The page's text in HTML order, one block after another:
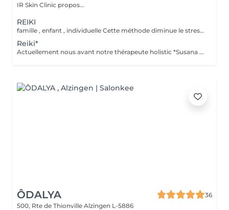
IR Skin Clinic propos...
REIKI
famille , enfant , individuelle Cette méthode diminue le stress, relâche les blocages émotionnels, calme les douleurs physiques, et vous amener à un bien-être général, ainsi qu'une paix intérieure. Libère les blocages énergétiques, renforce le système immunitaire, atténue la douleur et élimine les toxines du corps
Reiki*
Actuellement nous avant notre thérapeute holistic *Susana Ferreira, qui vient 1x par mois , téléphoner pour prendre rdv . famille , enfant , individuelle Libère les blocages énergétiques, renforce le système immunitaire, atténue la douleur et élimine les toxines du corps.
ÔDALYA
36
500, Rte de Thionville Alzingen L-5886